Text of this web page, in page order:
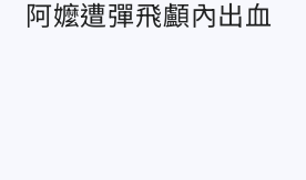
阿嬤遭彈飛顱內出血